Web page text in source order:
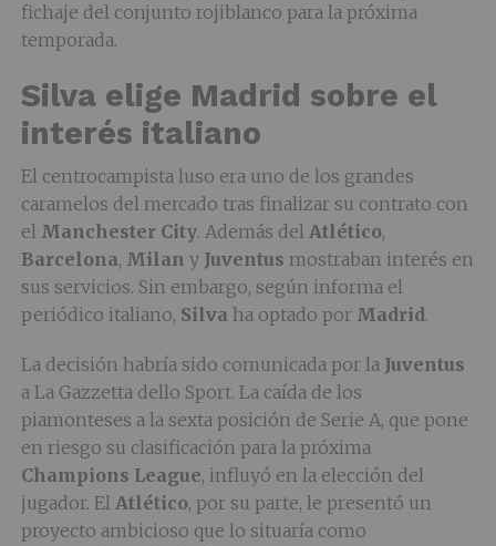
fichaje del conjunto rojiblanco para la próxima
temporada.
Silva elige Madrid sobre el
interés italiano
El centrocampista luso era uno de los grandes
caramelos del mercado tras finalizar su contrato con
el Manchester City. Además del Atlético,
Barcelona, Milan y Juventus mostraban interés en
sus servicios. Sin embargo, según informa el
periódico italiano, Silva ha optado por Madrid.
La decisión habría sido comunicada por la Juventus
a La Gazzetta dello Sport. La caída de los
piamonteses a la sexta posición de Serie A, que pone
en riesgo su clasificación para la próxima
Champions League, influyó en la elección del
jugador. El Atlético, por su parte, le presentó un
proyecto ambicioso que lo situaría como